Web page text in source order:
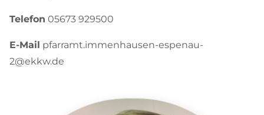
Telefon 05673 929500
E-Mail pfarramt.immenhausen-espenau-
2@ekkw.de